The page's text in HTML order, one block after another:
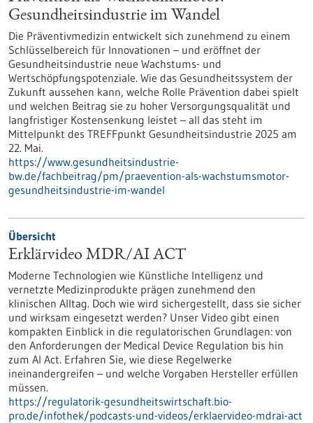
Gesundheitsindustrie im Wandel
Die Präventivmedizin entwickelt sich zunehmend zu einem
Schlüsselbereich für Innovationen – und eröffnet der
Gesundheitsindustrie neue Wachstums- und
Wertschöpfungspotenziale. Wie das Gesundheitssystem der
Zukunft aussehen kann, welche Rolle Prävention dabei spielt
und welchen Beitrag sie zu hoher Versorgungsqualität und
langfristiger Kostensenkung leistet – all das steht im
Mittelpunkt des TREFFpunkt Gesundheitsindustrie 2025 am
22. Mai.
https://www.gesundheitsindustrie-
bw.de/fachbeitrag/pm/praevention-als-wachstumsmotor-
gesundheitsindustrie-im-wandel
Übersicht
Erklärvideo MDR/AI ACT
Moderne Technologien wie Künstliche Intelligenz und
vernetzte Medizinprodukte prägen zunehmend den
klinischen Alltag. Doch wie wird sichergestellt, dass sie sicher
und wirksam eingesetzt werden? Unser Video gibt einen
kompakten Einblick in die regulatorischen Grundlagen: von
den Anforderungen der Medical Device Regulation bis hin
zum AI Act. Erfahren Sie, wie diese Regelwerke
ineinandergreifen – und welche Vorgaben Hersteller erfüllen
müssen.
https://regulatorik-gesundheitswirtschaft.bio-
pro.de/infothek/podcasts-und-videos/erklaervideo-mdrai-act